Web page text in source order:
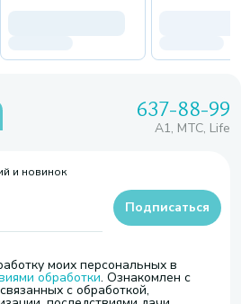
637-88-99
A1, МТС, Life
и новинок
моих персональных в
обработки. Ознакомлен с
с обработкой,
Подписаться